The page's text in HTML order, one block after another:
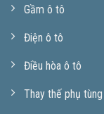
Gầm ô tô
Điện ô tô
Điều hòa ô tô
Thay thế phụ tùng